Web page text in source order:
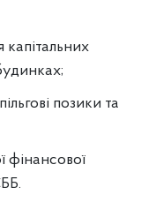
позики та
фінансової